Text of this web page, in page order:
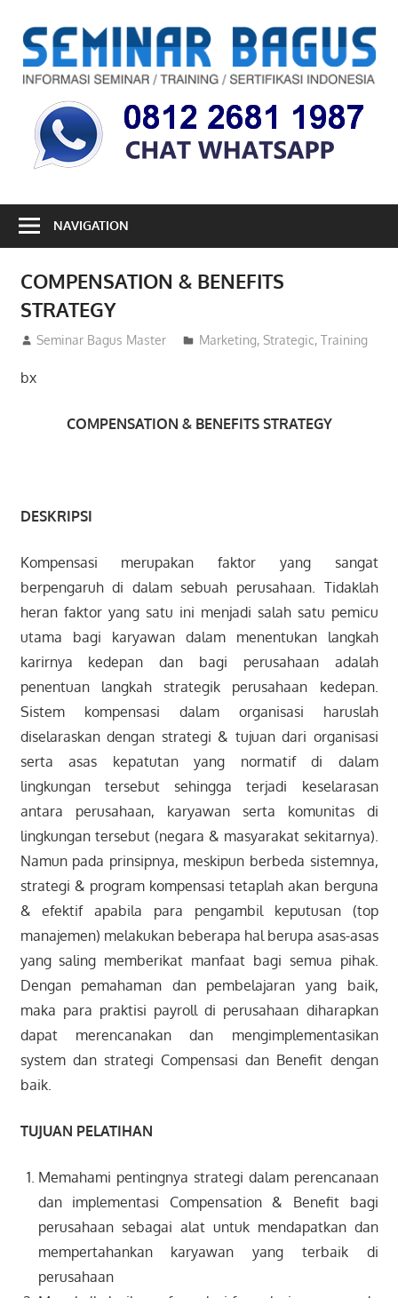
content
Informasi
Seminar,
Training
dan
Indonesia
NAVIGATION
COMPENSATION & BENEFITS
STRATEGY
26/12/2012
Seminar Bagus Master Marketing,Strategic,Training
bx
COMPENSATION & BENEFITS STRATEGY
DESKRIPSI
Kompensasi merupakan faktor yang sangat
berpengaruh di dalam sebuah perusahaan. Tidaklah
heran faktor yang satu ini menjadi salah satu pemicu
utama bagi karyawan dalam menentukan langkah
karirnya kedepan dan bagi perusahaan adalah
penentuan langkah strategik perusahaan kedepan.
Sistem kompensasi dalam organisasi haruslah
diselaraskan dengan strategi & tujuan dari organisasi
serta asas kepatutan yang normatif di dalam
lingkungan tersebut sehingga terjadi keselarasan
antara perusahaan, karyawan serta komunitas di
lingkungan tersebut (negara & masyarakat sekitarnya).
Namun pada prinsipnya, meskipun berbeda sistemnya,
strategi & program kompensasi tetaplah akan berguna
& efektif apabila para pengambil keputusan (top
manajemen) melakukan beberapa hal berupa asas-asas
yang saling memberikat manfaat bagi semua pihak.
Dengan pemahaman dan pembelajaran yang baik,
maka para praktisi payroll di perusahaan diharapkan
dapat merencanakan dan mengimplementasikan
system dan strategi Compensasi dan Benefit dengan
baik.
TUJUAN PELATIHAN
Memahami pentingnya strategi dalam perencanaan
dan implementasi Compensation & Benefit bagi
perusahaan sebagai alat untuk mendapatkan dan
mempertahankan karyawan yang terbaik di
perusahaan